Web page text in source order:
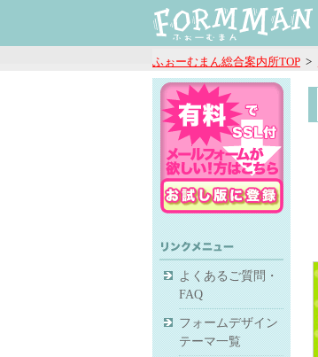
ふぉーむまん総合案内所TOP >
よくあるご質問・
FAQ
フォームデザイン
テーマ一覧